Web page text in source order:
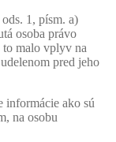
1, písm. a)
osoba právo
malo vplyv na
pred jeho
informácie ako sú
na osobu